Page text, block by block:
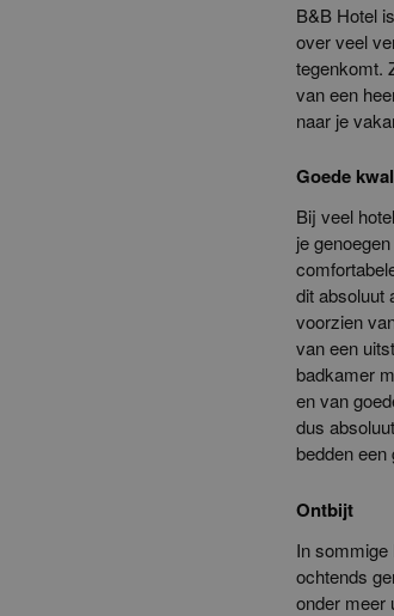
B&B Hotel
over veel
tegenkomt.
van een
naar je
Goede
Bij veel
je
dit absoluut
voorzien
van een
badkamer
en van
dus
bedden
Ontbijt
In sommige
ochtends
onder meer